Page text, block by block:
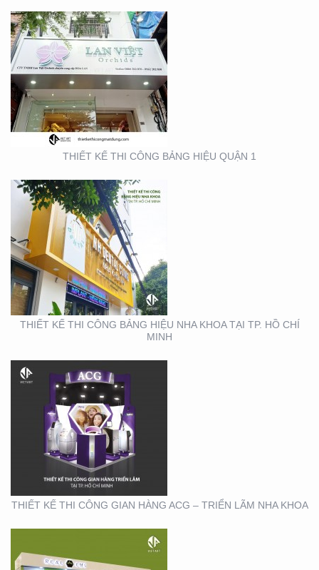
THIẾT KẾ THI CÔNG BẢNG HIỆU QUẬN 1
THIẾT KẾ THI CÔNG
BẢNG HIỆU NHA KHOA
TẠI TP. HỒ CHÍ MINH
THIẾT KẾ THI CÔNG BẢNG HIỆU NHA KHOA TẠI TP. HỒ CHÍ
MINH
THIẾT KẾ THI CÔNG
GIAN HÀNG ACG –
TRIỂN LÃM NHA KHOA
THIẾT KẾ THI CÔNG GIAN HÀNG ACG – TRIỂN LÃM NHA KHOA
THIẾT KẾ THI CÔNG
GIAN HÀNG REAL EMS
TẠI TTTM